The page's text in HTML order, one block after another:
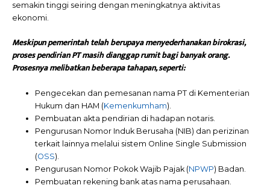
semakin tinggi seiring dengan meningkatnya aktivitas
ekonomi.
Meskipun pemerintah telah berupaya menyederhanakan birokrasi,
proses pendirian PT masih dianggap rumit bagi banyak orang.
Prosesnya melibatkan beberapa tahapan, seperti:
Pengecekan dan pemesanan nama PT di Kementerian
Hukum dan HAM (Kemenkumham).
Pembuatan akta pendirian di hadapan notaris.
Pengurusan Nomor Induk Berusaha (NIB) dan perizinan
terkait lainnya melalui sistem Online Single Submission
(OSS).
Pengurusan Nomor Pokok Wajib Pajak (NPWP) Badan.
Pembuatan rekening bank atas nama perusahaan.